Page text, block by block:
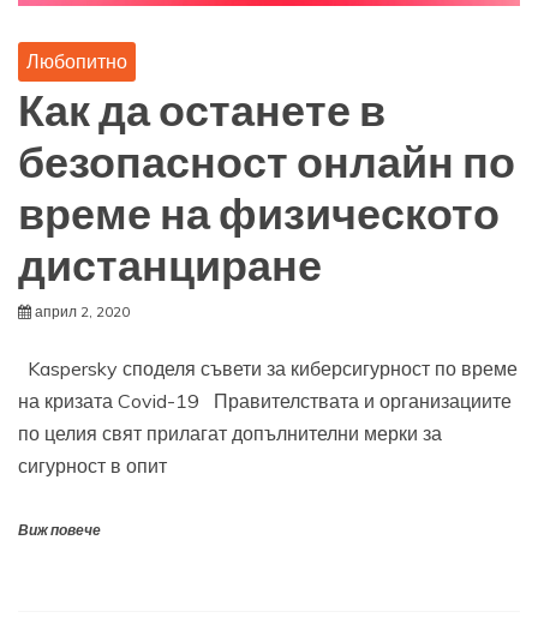
Любопитно
Как да останете в
безопасност онлайн по
време на физическото
дистанциране
април 2, 2020
Kaspersky споделя съвети за киберсигурност по време
на кризата Covid-19 Правителствата и организациите
по целия свят прилагат допълнителни мерки за
сигурност в опит
Виж повече